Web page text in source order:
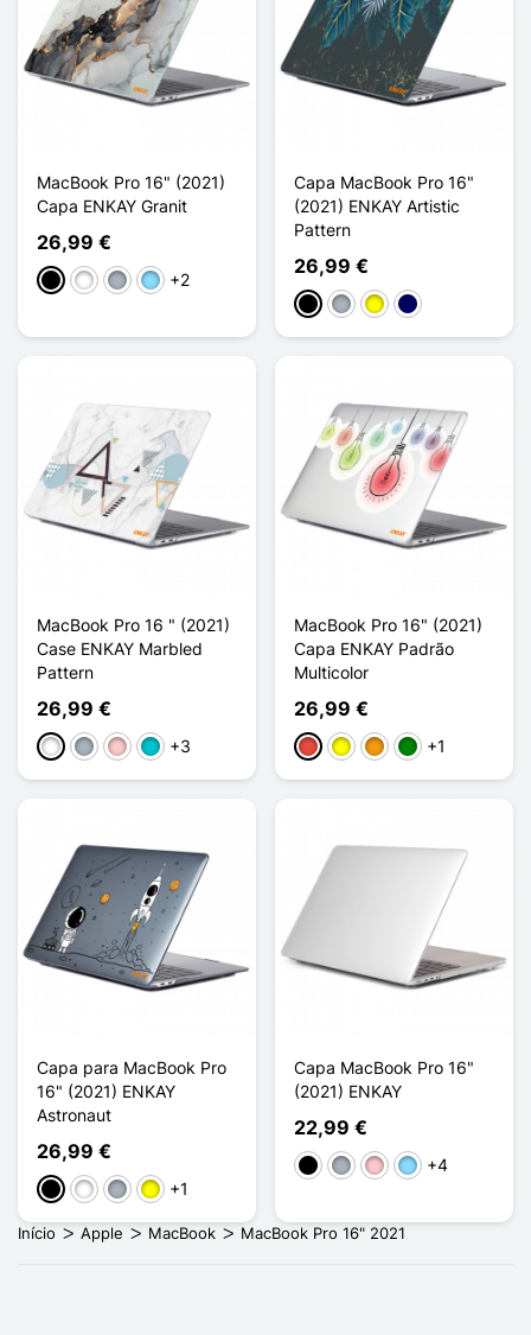
MacBook Pro 16" (2021)
Capa ENKAY Granit
26,99 €
PretoBrancoCinzentoAzul Claro
+2
Capa MacBook Pro 16"
(2021) ENKAY Artistic
Pattern
26,99 €
PretoCinzento
AmareloAzul marinho
MacBook Pro 16 " (2021)
Case ENKAY Marbled
Pattern
26,99 €
BrancoCinzento
RosaTurquesa
+3
MacBook Pro 16" (2021)
Capa ENKAY Padrão
Multicolor
26,99 €
Vermelho
AmareloLaranjaVerde
+1
Capa para MacBook Pro
16" (2021) ENKAY
Astronaut
26,99 €
PretoBrancoCinzento
Amarelo
+1
Capa MacBook Pro 16"
(2021) ENKAY
22,99 €
PretoCinzento
RosaAzul Claro
+4
Início Apple MacBook MacBook Pro 16" 2021